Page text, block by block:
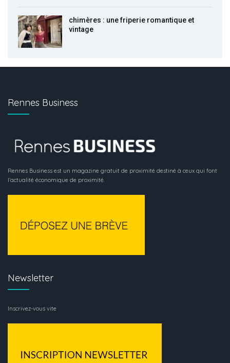
chimères : une friperie romantique et
vintage
Rennes Business
Rennes Business est un magazine gratuit de proximité destiné à ceux qui font
l’actualité économique de proximité.
Newsletter
Inscrivez-vous vite